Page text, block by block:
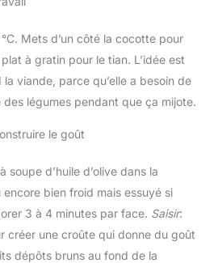
Mets d’un côté la cocotte pour
plat à gratin pour le tian. L’idée est
la viande, parce qu’elle a besoin de
des légumes pendant que ça mijote.
le goût
soupe d’huile d’olive dans la
bien froid mais essuyé si
3 à 4 minutes par face. Saisir:
créer une croûte qui donne du goût
dépôts bruns au fond de la